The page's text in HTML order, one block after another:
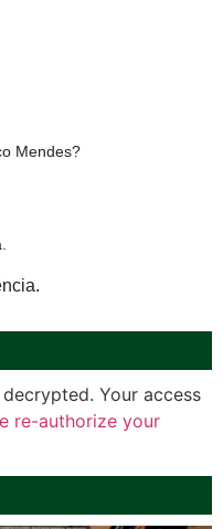
Mendes?
Your access
re-authorize your